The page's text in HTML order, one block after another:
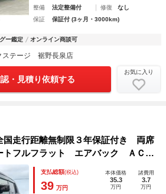
整備
法定整備付 修復
なし
保証
保証付 (3ヶ月・3000km)
グー鑑定 オンライン商談可
ステージ 裾野長泉店
・見積り依頼する
お気に入り
行距離無制限３年保証付き 両席
トフルフラット エアバック ＡＣ
ゥ イモビライザー ベンチシー
パワステ
支払総額(税込)
39 万円
本体価格
35.3
万円
諸費用
3.7
万円